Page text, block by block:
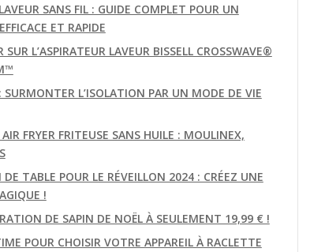
SANS FIL : GUIDE COMPLET POUR UN
ET RAPIDE
L’ASPIRATEUR LAVEUR BISSELL CROSSWAVE®
L’ISOLATION PAR UN MODE DE VIE
FRYER FRITEUSE SANS HUILE : MOULINEX,
TABLE POUR LE RÉVEILLON 2024 : CRÉEZ UNE
!
DE SAPIN DE NOËL À SEULEMENT 19,99 € !
POUR CHOISIR VOTRE APPAREIL À RACLETTE